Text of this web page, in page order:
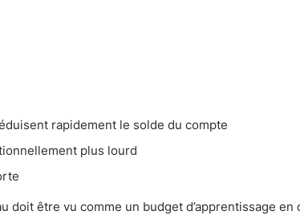
rapidement le solde du compte
plus lourd
doit être vu comme un budget d’apprentissage